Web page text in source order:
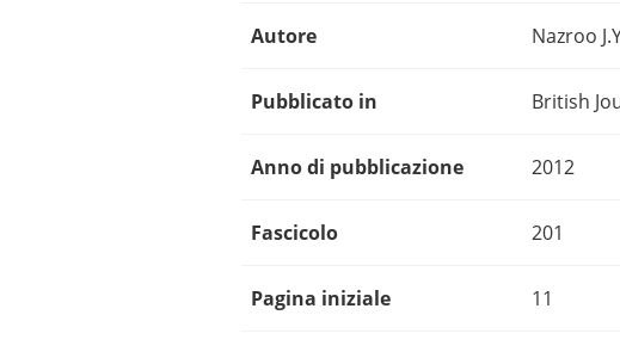
Autore Nazroo
Pubblicato in British
Anno di pubblicazione 2012
Fascicolo 201
Pagina iniziale 11